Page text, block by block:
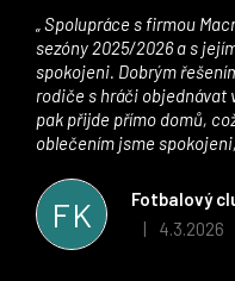
FK
Fotbalový
Hodnocení
| 4.3.2026
sezóny 2025/2026 a s
spokojeni. Dobrým
rodiče s hráči objednávat
pak přijde přímo domů,
oblečením jsme
stran. Věříme, že v tomto
i nadále, nyní už